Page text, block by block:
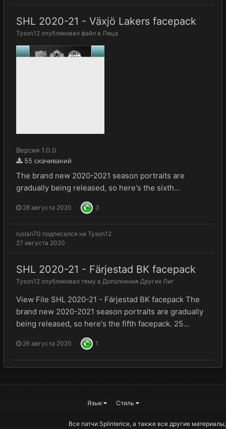
SHL 2020-21 - Växjö Lakers facepack
Tyson12 опубликовал файл в Лица
Версия 1.0.0
55 скачиваний
The brand new 2020-2021 season portraits are
gradually being released, so here's the sixth...
28 августа 2020 3
ruslan70 подписался на Tyson12
27 августа 2020
SHL 2020-21 - Färjestad BK facepack
Tyson12 опубликовал тему в Дополнения Других Лиг
View File SHL 2020-21 - Färjestad BK facepack The
brand new 2020-2021 season portraits are gradually
being released, so here's the fifth facepack. 25...
26 августа 2020 1
Язык Стиль
Все патчи Splinterice, а также все другие материалы,